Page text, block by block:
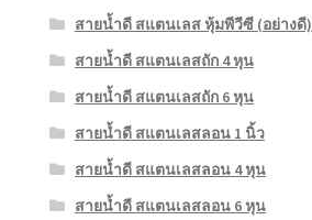
สายน้ำดี สแตนเลส หุ้มพีวีซี (อย่างดี)
สายน้ำดี สแตนเลสถัก 4 หุน
สายน้ำดี สแตนเลสถัก 6 หุน
สายน้ำดี สแตนเลสลอน 1 นิ้ว
สายน้ำดี สแตนเลสลอน 4 หุน
สายน้ำดี สแตนเลสลอน 6 หุน